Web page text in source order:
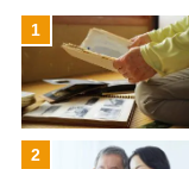
1
2